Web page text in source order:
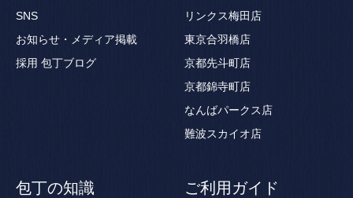
SNS
お知らせ・メディア掲載
採用 包丁ブログ
リンクス梅田店
東京合羽橋店
京都先斗町店
京都錦寺町店
なんばパークス店
難波スカイオ店
包丁の知識 ご利用ガイド